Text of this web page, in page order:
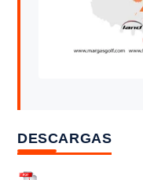
DESCARGAS